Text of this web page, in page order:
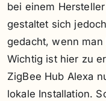
bei einem
gestaltet sich
gedacht, wenn
Wichtig ist hier zu
ZigBee Hub Alexa
lokale Installation.